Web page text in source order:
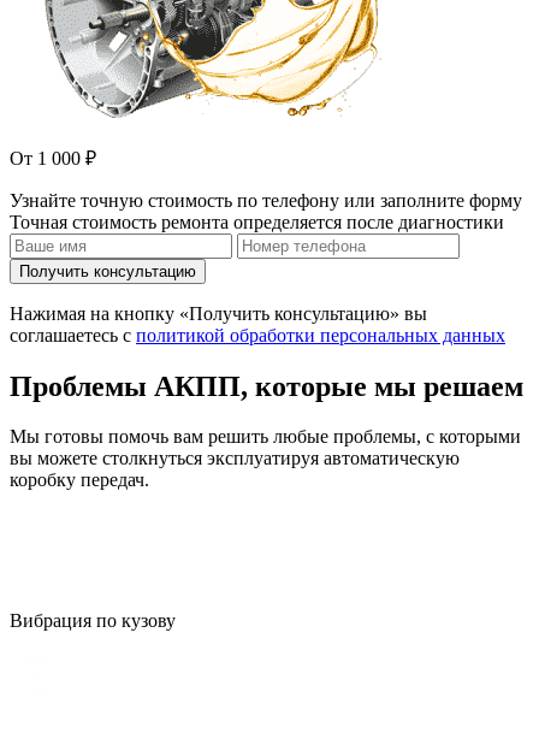
От 1 000 ₽
Узнайте точную стоимость по телефону или заполните форму
Точная стоимость ремонта определяется после диагностики
Получить консультацию
Нажимая на кнопку «Получить консультацию» вы
соглашаетесь с политикой обработки персональных данных
Проблемы АКПП, которые мы решаем
Мы готовы помочь вам решить любые проблемы, с которыми
вы можете столкнуться эксплуатируя автоматическую
коробку передач.
Вибрация по кузову